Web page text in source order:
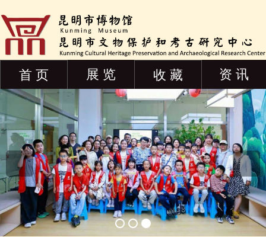
首 页 展 览 收 藏 资 讯